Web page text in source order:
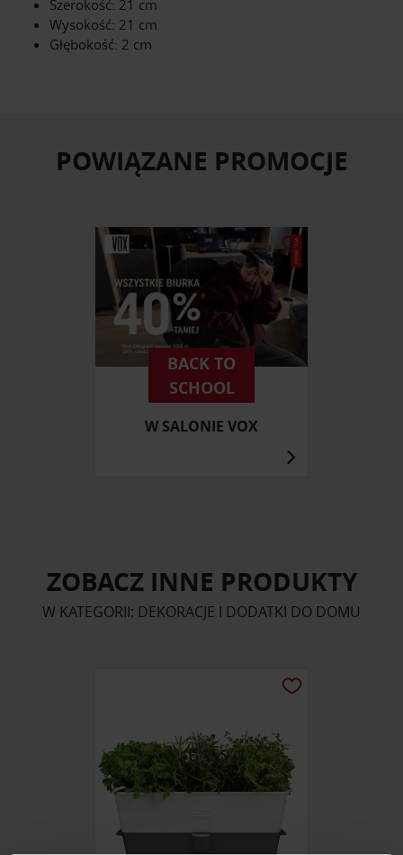
Szerokość: 21 cm
Wysokość: 21 cm
Głębokość: 2 cm
POWIĄZANE PROMOCJE
BACK TO
SCHOOL
W SALONIE VOX
ZOBACZ INNE PRODUKTY
W KATEGORII: DEKORACJE I DODATKI DO DOMU